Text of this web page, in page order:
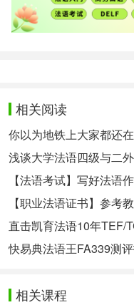
相关阅读
你以为地铁上大家都还
浅谈大学法语四级与二
【法语考试】写好法语
【职业法语证书】参考
直击凯育法语10年TEF/
快易典法语王FA339测
相关课程